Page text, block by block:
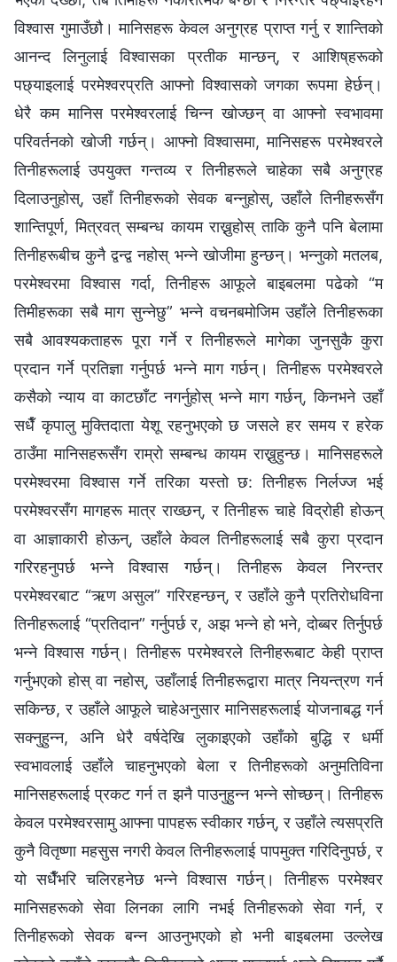
विश्‍वास गुमाउँछौ। मानिसहरू केवल अनुग्रह प्राप्त गर्नु र शान्तिको
आनन्द लिनुलाई विश्‍वासका प्रतीक मान्छन्, र आशिष्‌हरूको
पछ्याइलाई परमेश्‍वरप्रति आफ्नो विश्‍वासको जगका रूपमा हेर्छन्।
धेरै कम मानिस परमेश्‍वरलाई चिन्न खोज्छन् वा आफ्नो स्वभावमा
परिवर्तनको खोजी गर्छन्। आफ्नो विश्‍वासमा, मानिसहरू परमेश्‍वरले
तिनीहरूलाई उपयुक्त गन्तव्य र तिनीहरूले चाहेका सबै अनुग्रह
दिलाउनुहोस्, उहाँ तिनीहरूको सेवक बन्नुहोस्, उहाँले तिनीहरूसँग
शान्तिपूर्ण, मित्रवत् सम्बन्ध कायम राख्नुहोस् ताकि कुनै पनि बेलामा
तिनीहरूबीच कुनै द्वन्द्व नहोस् भन्‍ने खोजीमा हुन्छन्। भन्नुको मतलब,
परमेश्‍वरमा विश्वास गर्दा, तिनीहरू आफूले बाइबलमा पढेको “म
तिमीहरूका सबै माग सुन्नेछु” भन्ने वचनबमोजिम उहाँले तिनीहरूका
सबै आवश्यकताहरू पूरा गर्ने र तिनीहरूले मागेका जुनसुकै कुरा
प्रदान गर्ने प्रतिज्ञा गर्नुपर्छ भन्ने माग गर्छन्। तिनीहरू परमेश्‍वरले
कसैको न्याय वा काटछाँट नगर्नुहोस् भन्‍ने माग गर्छन्, किनभने उहाँ
सधैँ कृपालु मुक्तिदाता येशू रहनुभएको छ जसले हर समय र हरेक
ठाउँमा मानिसहरूसँग राम्रो सम्बन्ध कायम राख्नुहुन्छ। मानिसहरूले
परमेश्‍वरमा विश्‍वास गर्ने तरिका यस्तो छ: तिनीहरू निर्लज्ज भई
परमेश्‍वरसँग मागहरू मात्र राख्छन्, र तिनीहरू चाहे विद्रोही होऊन्
वा आज्ञाकारी होऊन्, उहाँले केवल तिनीहरूलाई सबै कुरा प्रदान
गरिरहनुपर्छ भन्‍ने विश्‍वास गर्छन्। तिनीहरू केवल निरन्तर
परमेश्‍वरबाट “ऋण असुल” गरिरहन्छन्, र उहाँले कुनै प्रतिरोधविना
तिनीहरूलाई “प्रतिदान” गर्नुपर्छ र, अझ भन्‍ने हो भने, दोब्बर तिर्नुपर्छ
भन्‍ने विश्‍वास गर्छन्। तिनीहरू परमेश्‍वरले तिनीहरूबाट केही प्राप्त
गर्नुभएको होस् वा नहोस्, उहाँलाई तिनीहरूद्वारा मात्र नियन्त्रण गर्न
सकिन्छ, र उहाँले आफूले चाहेअनुसार मानिसहरूलाई योजनाबद्ध गर्न
सक्नुहुन्न, अनि धेरै वर्षदेखि लुकाइएको उहाँको बुद्धि र धर्मी
स्वभावलाई उहाँले चाहनुभएको बेला र तिनीहरूको अनुमतिविना
मानिसहरूलाई प्रकट गर्न त झनै पाउनुहुन्न भन्ने सोच्छन्। तिनीहरू
केवल परमेश्‍वरसामु आफ्ना पापहरू स्वीकार गर्छन्, र उहाँले त्यसप्रति
कुनै वितृष्णा महसुस नगरी केवल तिनीहरूलाई पापमुक्त गरिदिनुपर्छ, र
यो सधैँभरि चलिरहनेछ भन्‍ने विश्‍वास गर्छन्। तिनीहरू परमेश्‍वर
मानिसहरूको सेवा लिनका लागि नभई तिनीहरूको सेवा गर्न, र
तिनीहरूको सेवक बन्न आउनुभएको हो भनी बाइबलमा उल्लेख